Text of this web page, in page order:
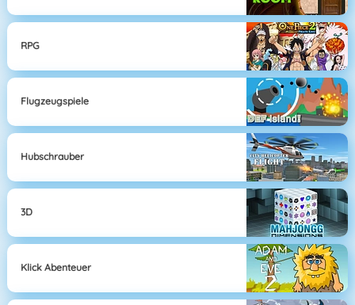
RPG
Flugzeugspiele
Hubschrauber
3D
Klick Abenteuer